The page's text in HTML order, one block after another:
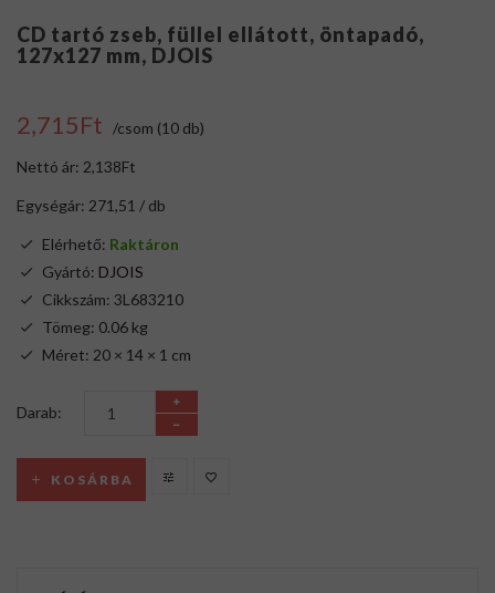
CD tartó zseb, füllel ellátott, öntapadó,
127x127 mm, DJOIS
2,715Ft /csom (10 db)
Nettó ár: 2,138Ft
Egységár: 271,51 / db
Elérhető: Raktáron
Gyártó: DJOIS
Cikkszám: 3L683210
Tömeg: 0.06 kg
Méret: 20 × 14 × 1 cm
Darab:
KOSÁRBA